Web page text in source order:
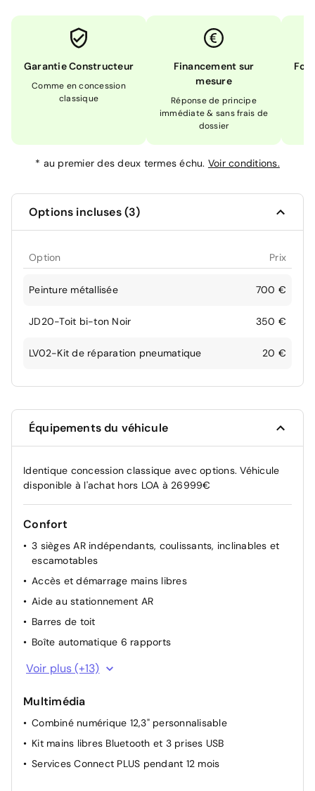
Garantie Constructeur
Comme en concession
classique
Financement sur
mesure
Réponse de principe
immédiate & sans frais de
dossier
* au premier des deux termes échu. Voir conditions.
Options incluses (3)
Option Prix
Peinture métallisée 700 €
JD20-Toit bi-ton Noir 350 €
LV02-Kit de réparation pneumatique 20 €
Équipements du véhicule
Identique concession classique avec options. Véhicule
disponible à l'achat hors LOA à 26999€
Confort
3 sièges AR indépendants, coulissants, inclinables et
escamotables
Accès et démarrage mains libres
Aide au stationnement AR
Barres de toit
Boîte automatique 6 rapports
Climatisation automatique bi-zone
Essuie-vitres AV automatique Magic Wash
Lève-vitres AV et AR électriques et séquentiels
Plancher de coffre escamotable
Prise 12V sur la console centrale
Voir plus (+13)
Multimédia
Combiné numérique 12,3" personnalisable
Kit mains libres Bluetooth et 3 prises USB
Services Connect PLUS pendant 12 mois